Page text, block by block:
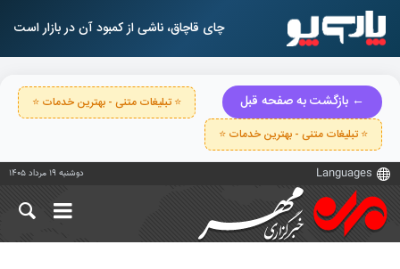
چای قاچاق، ناشی از کمبود آن در بازار است
← بازگشت به صفحه قبل
⭐ تبلیغات متنی - بهترین خدمات ⭐
⭐ تبلیغات متنی - بهترین خدمات ⭐